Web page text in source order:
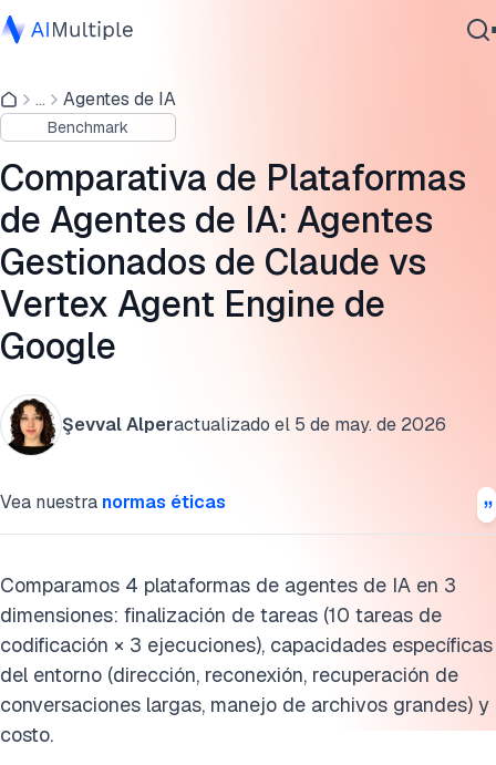
IA agencial
Ciberseguridad
Datos
Software empresarial
Servicios
Contáctanos
... Agentes de IA
Benchmark
Comparativa de Plataformas
de Agentes de IA: Agentes
Gestionados de Claude vs
Vertex Agent Engine de
Google
Şevval Alperactualizado el 5 de may. de 2026
Vea nuestra normas éticas
Comparamos 4 plataformas de agentes de IA en 3
dimensiones: finalización de tareas (10 tareas de
codificación × 3 ejecuciones), capacidades específicas
del entorno (dirección, reconexión, recuperación de
conversaciones largas, manejo de archivos grandes) y
costo.
Capacidades específicas del entorno
Plataformas de agentes de IA
Metodología
¿Qué es una plataforma de agente gestionado?
El conjunto de tareas
LLM como juez para puntuación de comportamiento
Características comunes a todas las plataformas de
agentes de IA
Cita esta investigación